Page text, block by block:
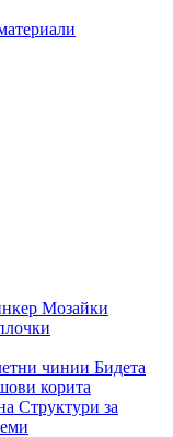
Мозайки
чинии Бидета
корита
Структури за